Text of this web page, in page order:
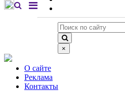
×
О сайте
Реклама
Контакты